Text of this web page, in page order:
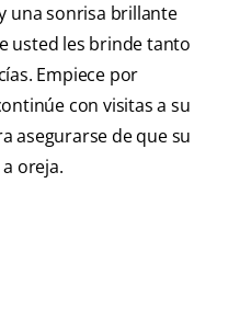
una sonrisa brillante
usted les brinde tanto
Empiece por
con visitas a su
asegurarse de que su
oreja.